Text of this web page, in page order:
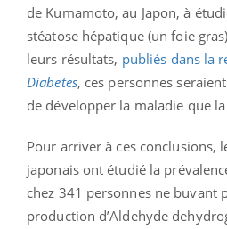
de Kumamoto, au Japon, à
stéatose hépatique (unfoie gras)
leurs résultats, publiés dans la
Diabetes, ces personnes
de développer la maladie que
Pour arriver à ces conclusions,
japonais ont étudié la
chez 341 personnes ne buvant
production d’Aldehyde